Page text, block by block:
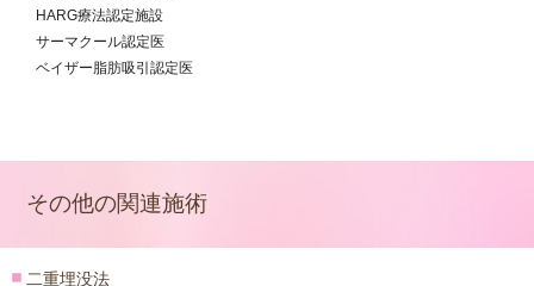
HARG療法認定施設
サーマクール認定医
ベイザー脂肪吸引認定医
その他の関連施術
二重埋没法